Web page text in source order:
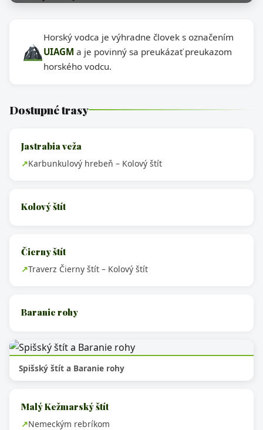
Horský vodca je výhradne človek s označením
UIAGM a je povinný sa preukázať preukazom
horského vodcu.
Dostupné trasy
Jastrabia veža
Karbunkulový hrebeň – Kolový štít
Kolový štít
Čierny štít
Traverz Čierny štít – Kolový štít
Baranie rohy
Spišský štít a Baranie rohy
Malý Kežmarský štít
Nemeckým rebríkom